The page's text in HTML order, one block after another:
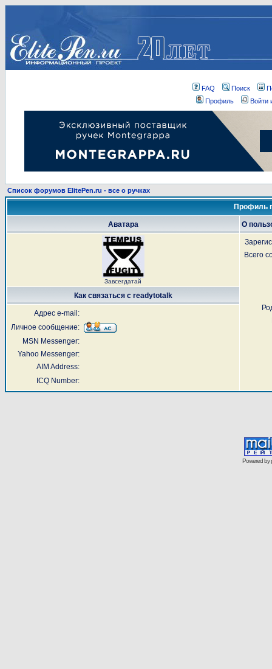
FAQ Поиск
Профиль
Войти
Список форумов ElitePen.ru - все о ручках
Профиль
Аватара О
Завсегдатай
Всего
Как связаться с readytotalk
Адрес e-mail:
Личное сообщение:
MSN Messenger:
Yahoo Messenger:
AIM Address:
ICQ Number:
Powered by